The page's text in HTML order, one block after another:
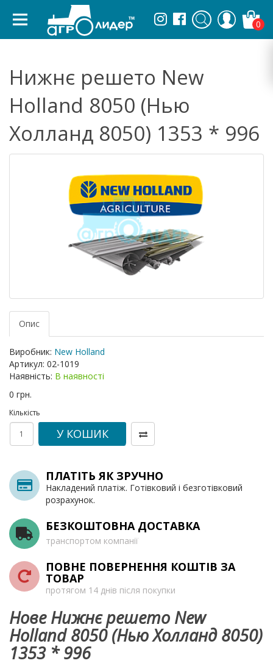
0
Нижнє решето New
Holland 8050 (Нью
Холланд 8050) 1353 * 996
Опис
Виробник: New Holland
Артикул: 02-1019
Наявність: В наявності
0 грн.
Кількість
У КОШИК
ПЛАТІТЬ ЯК ЗРУЧНО
Накладений платіж. Готівковий і безготівковий
розрахунок.
БЕЗКОШТОВНА ДОСТАВКА
транспортом компанії
ПОВНЕ ПОВЕРНЕННЯ КОШТІВ ЗА
ТОВАР
протягом 14 днів після покупки
Нове Нижнє решето New
Holland 8050 (Нью Холланд 8050)
1353 * 996